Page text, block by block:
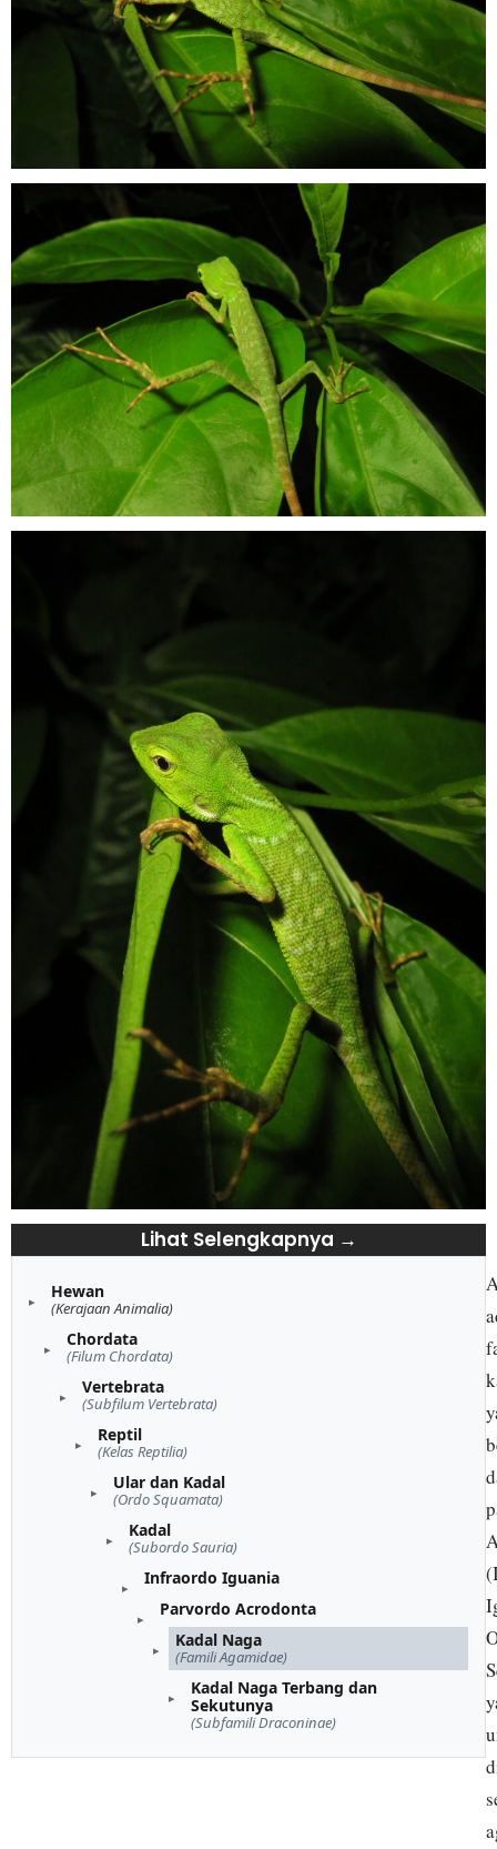
Lihat Selengkapnya →
Hewan
(Kerajaan Animalia)
Chordata
(Filum Chordata)
Vertebrata
(Subfilum Vertebrata)
Reptil
(Kelas Reptilia)
Ular dan Kadal
(Ordo Squamata)
Kadal
(Subordo Sauria)
Infraordo Iguania
Parvordo Acrodonta
Kadal Naga
(Famili Agamidae)
Kadal Naga Terbang dan
Sekutunya
(Subfamili Draconinae)